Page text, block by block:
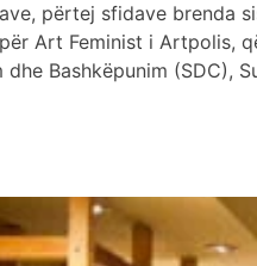
përtej sfidave brenda
Art Feminist i Artpolis,
Bashkëpunim (SDC),